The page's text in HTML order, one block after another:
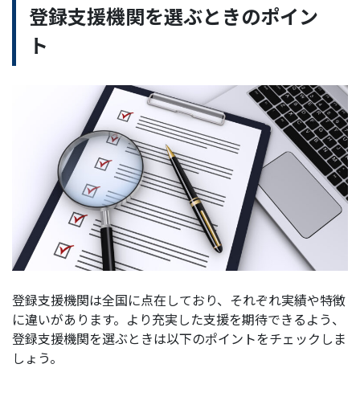
登録支援機関を選ぶときのポイン
ト
登録支援機関は全国に点在しており、それぞれ実績や特徴
に違いがあります。より充実した支援を期待できるよう、
登録支援機関を選ぶときは以下のポイントをチェックしま
しょう。